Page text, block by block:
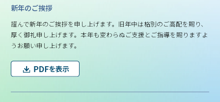
新年のご挨拶
謹んで新年のご挨拶を申し上げます。旧年中は格別のご高配を賜り、
厚く御礼申し上げます。本年も変わらぬご支援とご指導を賜りますよ
うお願い申し上げます。